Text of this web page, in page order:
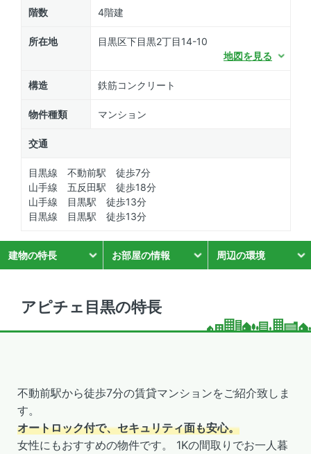
階数 4階建
所在地
目黒区下目黒2丁目14-10
地図を見る
構造 鉄筋コンクリート
物件種類 マンション
交通
目黒線 不動前駅 徒歩7分
山手線 五反田駅 徒歩18分
山手線 目黒駅 徒歩13分
目黒線 目黒駅 徒歩13分
建物の特長 お部屋の情報 周辺の環境
アピチェ目黒の特長
不動前駅から徒歩7分の賃貸マンションをご紹介致しま
す。
オートロック付で、セキュリティ面も安心。
女性にもおすすめの物件です。 1Kの間取りでお一人暮